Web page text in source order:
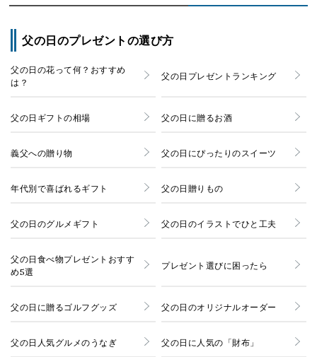
父の日のプレゼントの選び方
父の日の花って何？おすすめ
は？
父の日プレゼントランキング
父の日ギフトの相場 父の日に贈るお酒
義父への贈り物 父の日にぴったりのスイーツ
年代別で喜ばれるギフト 父の日贈りもの
父の日のグルメギフト 父の日のイラストでひと工夫
父の日食べ物プレゼントおすす
め5選
プレゼント選びに困ったら
父の日に贈るゴルフグッズ 父の日のオリジナルオーダー
父の日人気グルメのうなぎ 父の日に人気の「財布」